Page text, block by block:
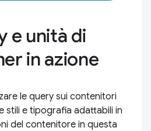
e unità di
in azione
le query sui contenitori
stili e tipografia adattabili in
del contenitore in questa